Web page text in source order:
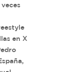
en X